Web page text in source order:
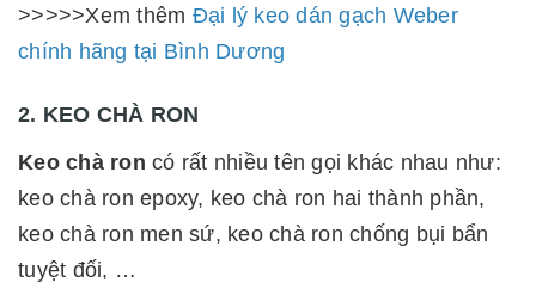
>>>>>Xem thêm Đại lý keo dán gạch Weber
chính hãng tại Bình Dương
2. KEO CHÀ RON
Keo chà ron có rất nhiều tên gọi khác nhau như:
keo chà ron epoxy, keo chà ron hai thành phần,
keo chà ron men sứ, keo chà ron chống bụi bẩn
tuyệt đối, …